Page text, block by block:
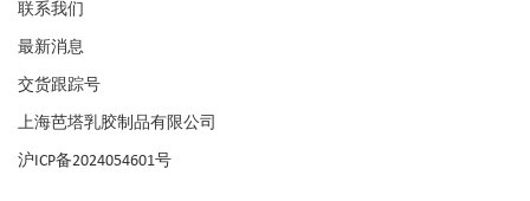
联系我们
最新消息
交货跟踪号
上海芭塔乳胶制品有限公司
沪ICP备2024054601号